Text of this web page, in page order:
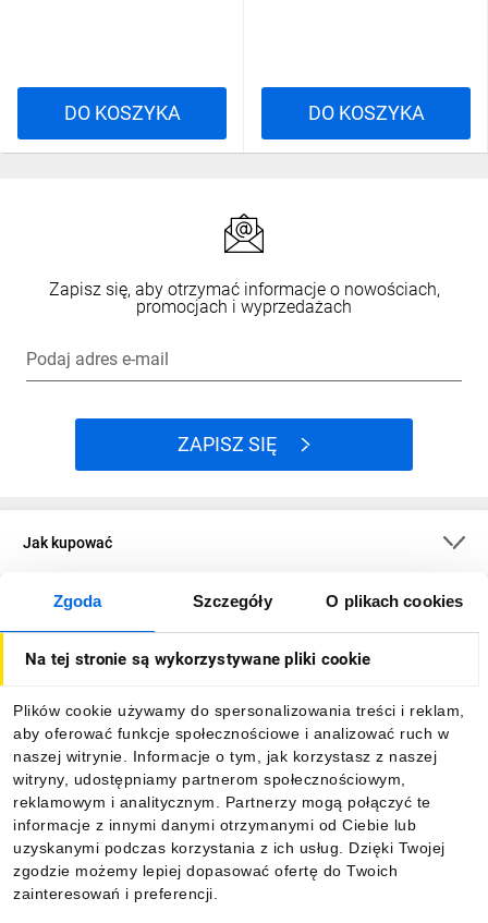
Zgoda Szczegóły O plikach cookies
Na tej stronie są wykorzystywane pliki cookie
Plików cookie używamy do spersonalizowania treści i reklam,
aby oferować funkcje społecznościowe i analizować ruch w
naszej witrynie. Informacje o tym, jak korzystasz z naszej
witryny, udostępniamy partnerom społecznościowym,
reklamowym i analitycznym. Partnerzy mogą połączyć te
informacje z innymi danymi otrzymanymi od Ciebie lub
uzyskanymi podczas korzystania z ich usług. Dzięki Twojej
zgodzie możemy lepiej dopasować ofertę do Twoich
zainteresowań i preferencji.
DO KOSZYKA DO KOSZYKA
Zapisz się, aby otrzymać informacje o nowościach,
promocjach i wyprzedażach
Podaj adres e-mail
ZAPISZ SIĘ
Jak kupować
O firmie
Informacje
Pobierz naszą aplikację mobilną: